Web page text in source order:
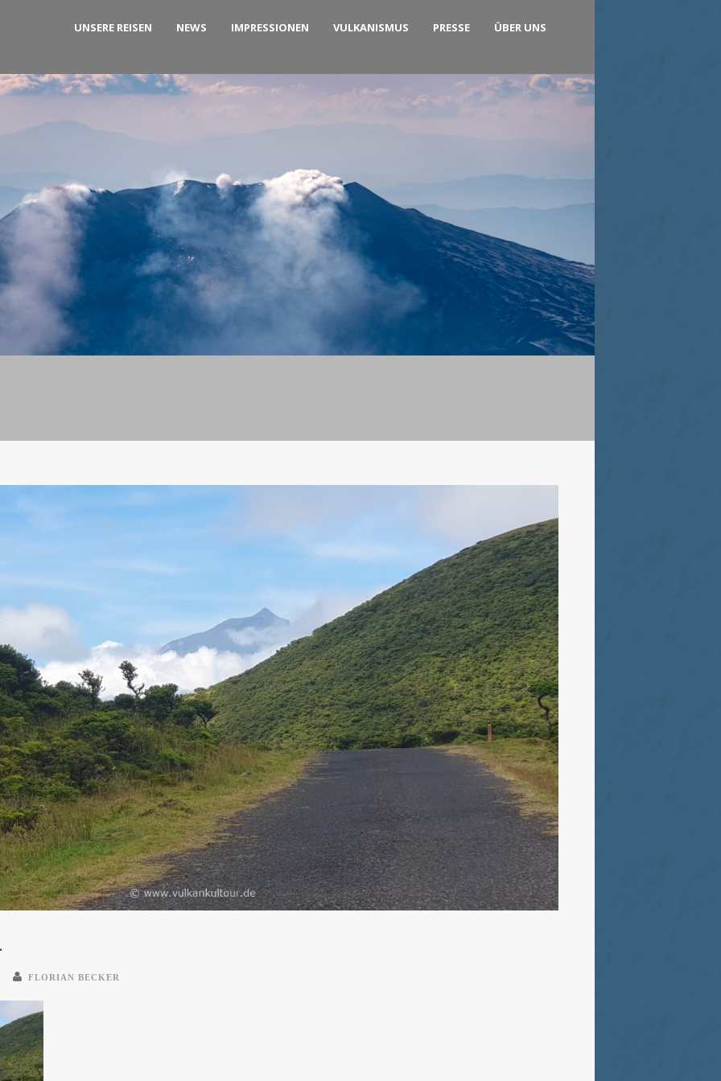
UNSERE REISEN NEWS IMPRESSIONEN VULKANISMUS PRESSE ÜBER UNS
FLORIAN BECKER